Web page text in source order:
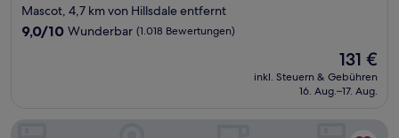
Sterne-
Unterkunft
Mascot, 4,7 km von Hillsdale entfernt
9.0
9,0/10 Wunderbar (1.018 Bewertungen)
Der
Preis
beträgt
131 €
inkl. Steuern & Gebühren
16. Aug.–17. Aug.
ibis Sydney Airport